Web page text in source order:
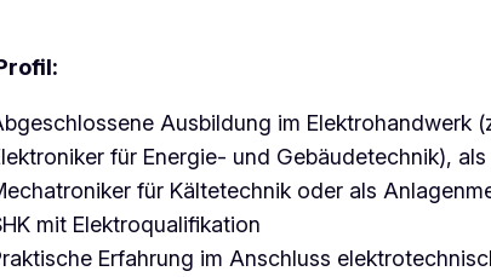
Ausbildung im Elektrohandwerk
für Energie- und Gebäudetechnik), als
für Kältetechnik oder als
mit Elektroqualifikation
Erfahrung im Anschluss